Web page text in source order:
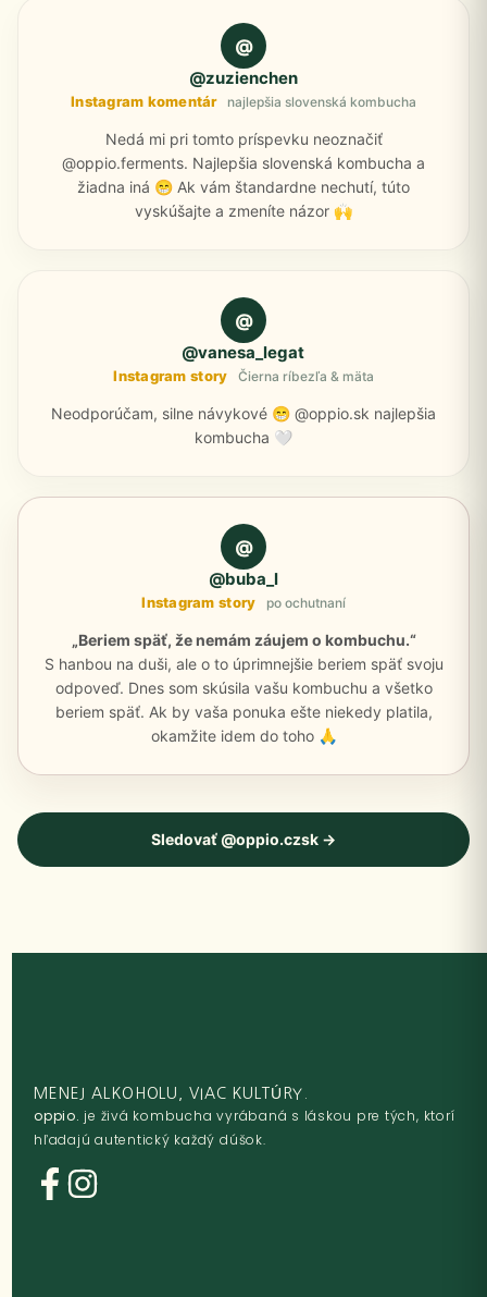
@
@zuzienchen
Instagram komentár najlepšia slovenská kombucha
Nedá mi pri tomto príspevku neoznačiť
@oppio.ferments. Najlepšia slovenská kombucha a
žiadna iná 😁 Ak vám štandardne nechutí, túto
vyskúšajte a zmeníte názor 🙌
@
@vanesa_legat
Instagram story Čierna ríbezľa & mäta
Neodporúčam, silne návykové 😁 @oppio.sk najlepšia
kombucha 🤍
@
@buba_l
Instagram story po ochutnaní
„Beriem späť, že nemám záujem o kombuchu.“
S hanbou na duši, ale o to úprimnejšie beriem späť svoju
odpoveď. Dnes som skúsila vašu kombuchu a všetko
beriem späť. Ak by vaša ponuka ešte niekedy platila,
okamžite idem do toho 🙏
Sledovať @oppio.czsk →
MENEJ ALKOHOLU, VIAC KULTÚRY.
oppio. je živá kombucha vyrábaná s láskou pre tých, ktorí
hľadajú autentický každý dúšok.